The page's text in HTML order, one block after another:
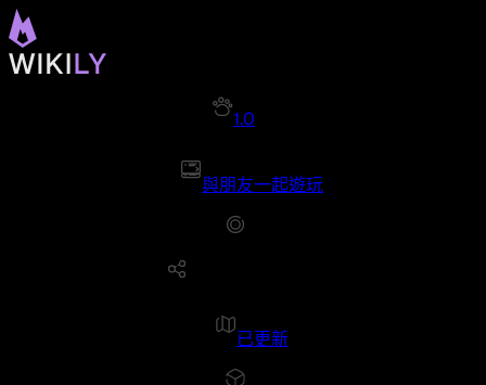
1.0
與朋友一起遊玩
已更新